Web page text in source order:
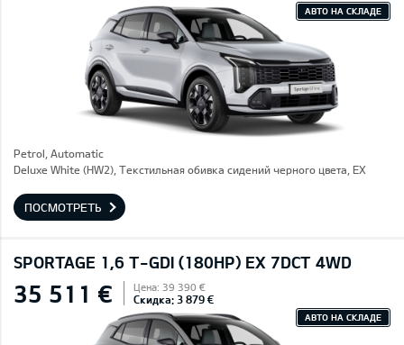
АВТО НА СКЛАДЕ
Petrol, Automatic
Deluxe White (HW2), Текстильная обивка сидений черного цвета, EX
ПОСМОТРЕТЬ
SPORTAGE 1,6 T-GDI (180HP) EX 7DCT 4WD
35 511 € Цена: 39 390 €
Скидка: 3 879 €
АВТО НА СКЛАДЕ